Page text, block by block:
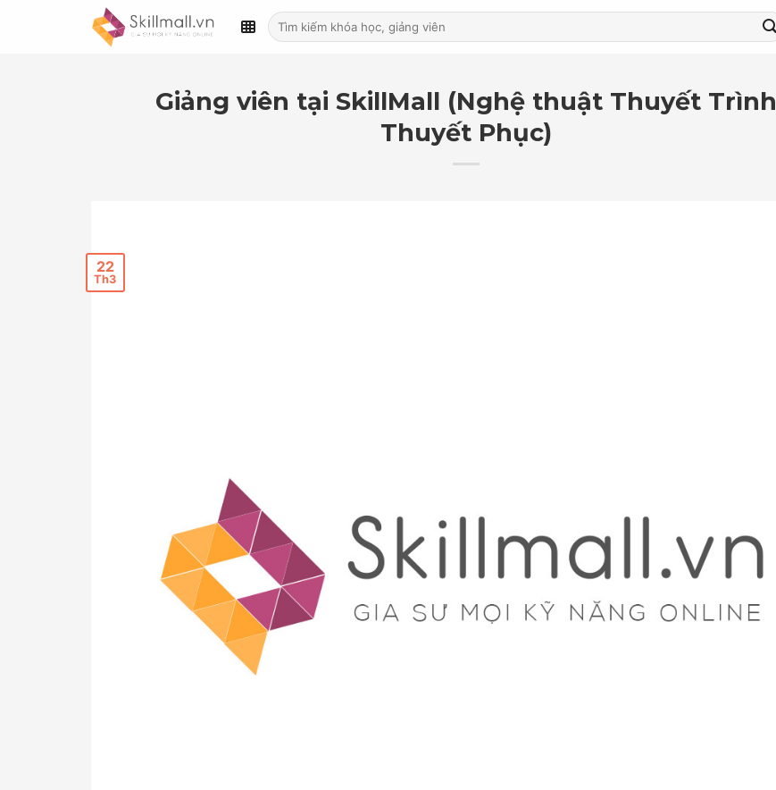
Search
for:
Giảng viên tại SkillMall (Nghệ thuật Thuyết Trình
Thuyết Phục)
22
Th3